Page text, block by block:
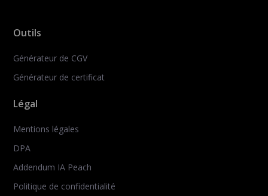
Outils
Générateur de CGV
Générateur de certificat
Légal
Mentions légales
DPA
Addendum IA Peach
Politique de confidentialité